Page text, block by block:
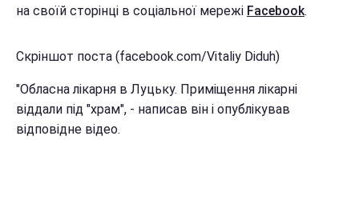
на своїй сторінці в соціальної мережі Facebook.
Скріншот поста (facebook.com/Vitaliy Diduh)
"Обласна лікарня в Луцьку. Приміщення лікарні
віддали під "храм", - написав він і опублікував
відповідне відео.